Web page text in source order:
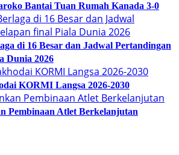
Bantai Tuan Rumah Kanada 3-0
di 16 Besar dan Jadwal Pertandingan
Dunia 2026
KORMI Langsa 2026-2030
Pembinaan Atlet Berkelanjutan